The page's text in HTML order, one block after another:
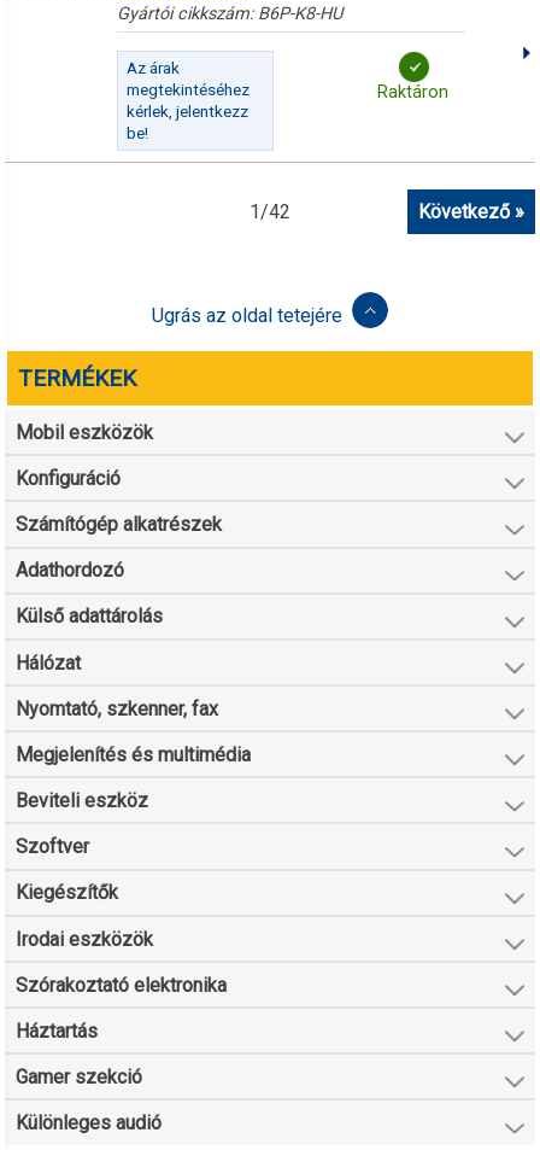
Gyártói cikkszám: B6P-K8-HU
Az árak
megtekintéséhez
kérlek, jelentkezz
be!
Raktáron
1/42 Következő »
Ugrás az oldal tetejére
TERMÉKEK
Mobil eszközök
Konfiguráció
Számítógép alkatrészek
Adathordozó
Külső adattárolás
Hálózat
Nyomtató, szkenner, fax
Megjelenítés és multimédia
Beviteli eszköz
Szoftver
Kiegészítők
Irodai eszközök
Szórakoztató elektronika
Háztartás
Gamer szekció
Különleges audió